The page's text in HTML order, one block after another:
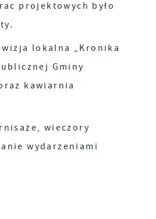
projektowych było
lokalna „Kronika
Gminy
kawiarnia
wieczory
wydarzeniami